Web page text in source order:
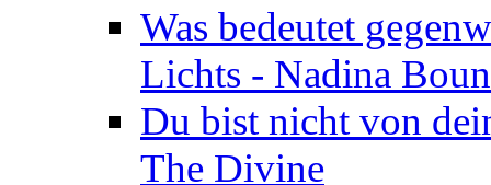
Was bedeutet
Lichts - Nadina Boun
Du bist nicht von
The Divine